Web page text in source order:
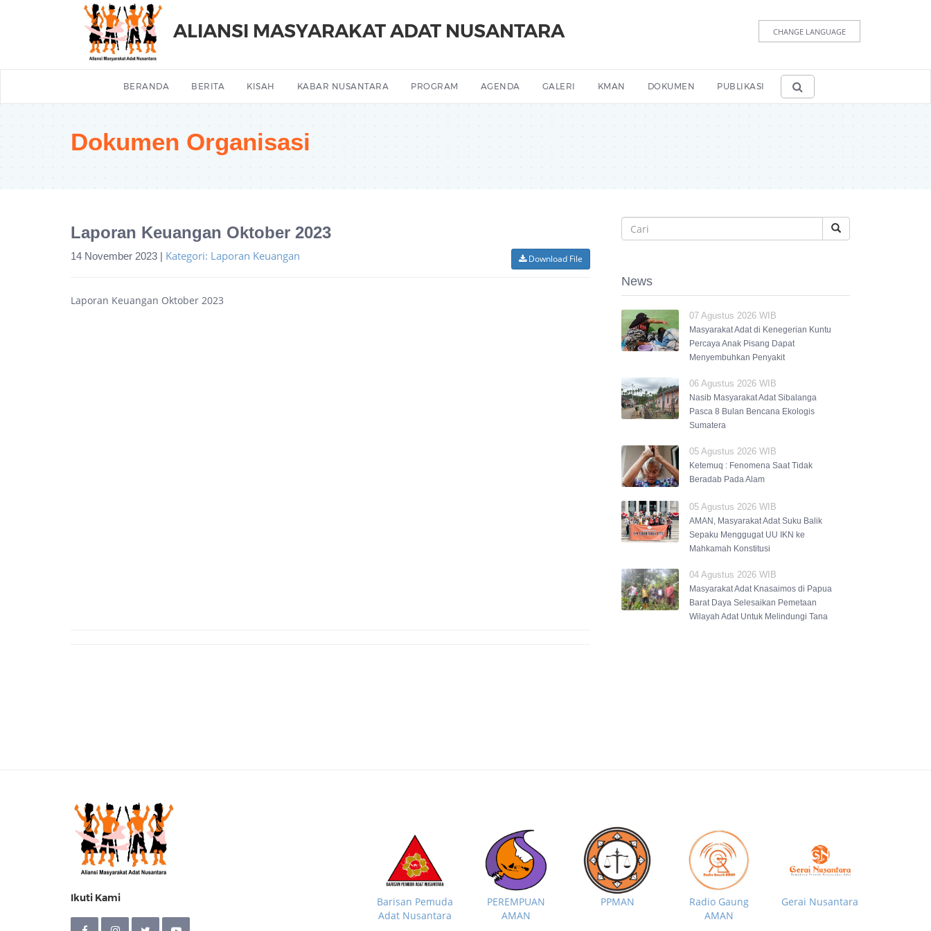
ALIANSI MASYARAKAT ADAT NUSANTARA CHANGE LANGUAGE
BERANDA BERITA KISAH KABAR NUSANTARA PROGRAM AGENDA GALERI KMAN DOKUMEN PUBLIKASI
Dokumen Organisasi
Laporan Keuangan Oktober 2023
Download File
14 November 2023 | Kategori: Laporan Keuangan
Laporan Keuangan Oktober 2023
News
07 Agustus 2026 WIB
Masyarakat Adat di Kenegerian Kuntu
Percaya Anak Pisang Dapat
Menyembuhkan Penyakit
06 Agustus 2026 WIB
Nasib Masyarakat Adat Sibalanga
Pasca 8 Bulan Bencana Ekologis
Sumatera
05 Agustus 2026 WIB
Ketemuq : Fenomena Saat Tidak
Beradab Pada Alam
05 Agustus 2026 WIB
AMAN, Masyarakat Adat Suku Balik
Sepaku Menggugat UU IKN ke
Mahkamah Konstitusi
04 Agustus 2026 WIB
Masyarakat Adat Knasaimos di Papua
Barat Daya Selesaikan Pemetaan
Wilayah Adat Untuk Melindungi Tana
Ikuti Kami
Barisan Pemuda
Adat Nusantara
PEREMPUAN
AMAN
PPMAN
Radio Gaung
AMAN
Gerai Nusantara